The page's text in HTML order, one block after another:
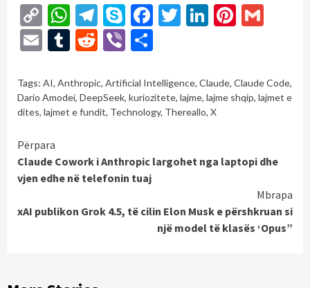
Copy
Link
WhatsApp
Telegram
SkypeFacebook
Twitter
LinkedIn
EmailTumblr
Reddit
Viber
Tags: AI, Anthropic, Artificial Intelligence, Claude, Claude Code,
Dario Amodei, DeepSeek, kuriozitete, lajme, lajme shqip, lajmet e
dites, lajmet e fundit, Technology, Thereallo, X
Continue
Reading
Përpara
Claude Cowork i Anthropic largohet nga laptopi dhe
vjen edhe në telefonin tuaj
Mbrapa
xAI publikon Grok 4.5, të cilin Elon Musk e përshkruan si
një model të klasës ‘Opus”